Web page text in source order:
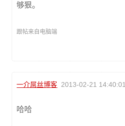
够狠。
跟帖来自电脑端
一介屌丝博客 2013-02-21 14:40:01
哈哈